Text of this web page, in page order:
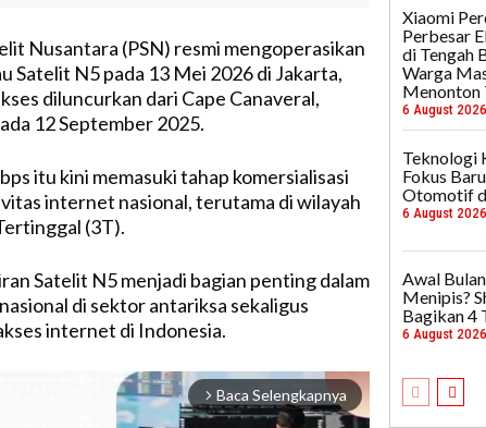
Nusantara (PSN) resmi mengoperasikan
Satelit N5 pada 13 Mei 2026 di Jakarta,
diluncurkan dari Cape Canaveral,
12 September 2025.
itu kini memasuki tahap komersialisasi
internet nasional, terutama di wilayah
(3T).
Satelit N5 menjadi bagian penting dalam
di sektor antariksa sekaligus
internet di Indonesia.
arrow_forward_ios Baca Selengkapnya
Xiaomi
Perbesar
di Tengah
Warga
Menonton
6 August
Teknologi
Fokus
Otomotif
6 August
Awal
Menipis?
Bagikan 4
6 August